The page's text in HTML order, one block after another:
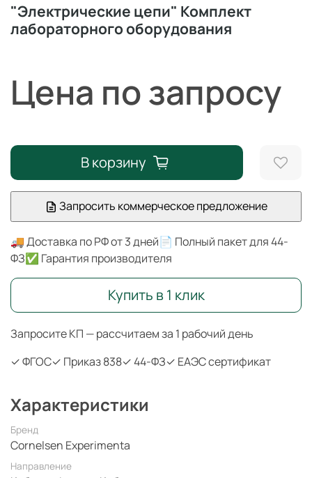
"Электрические цепи" Комплект
лабораторного оборудования
Цена по запросу
Запросите КП — рассчитаем за 1 рабочий день
✓ ФГОС✓ Приказ 838✓ 44-ФЗ✓ ЕАЭС сертификат
В корзину
Запросить коммерческое предложение
🚚 Доставка по РФ от 3 дней📄 Полный пакет для 44-
ФЗ✅ Гарантия производителя
Купить в 1 клик
Характеристики
Бренд
Cornelsen Experimenta
Направление